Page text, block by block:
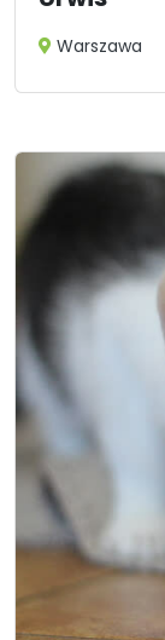
Warszawa